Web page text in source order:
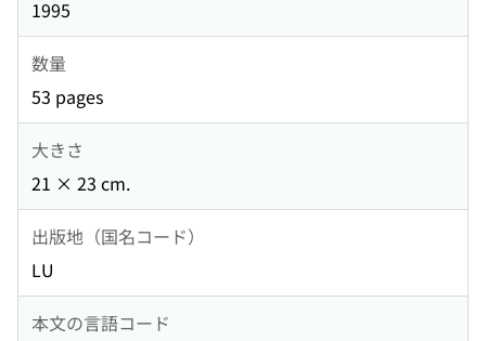
1995
数量
53 pages
大きさ
21 × 23 cm.
出版地（国名コード）
LU
本文の言語コード